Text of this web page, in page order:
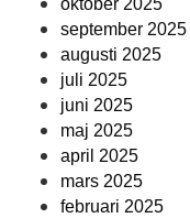
oktober 2025
september 2025
augusti 2025
juli 2025
juni 2025
maj 2025
april 2025
mars 2025
februari 2025